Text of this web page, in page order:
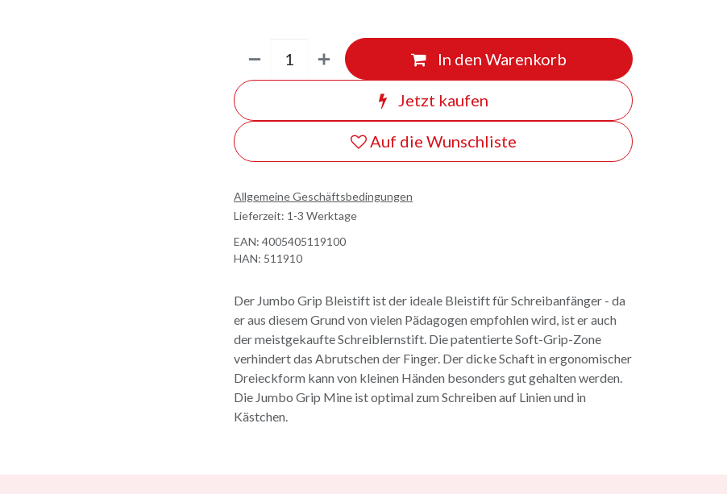
In den Warenkorb
Jetzt kaufen
Auf die Wunschliste
Allgemeine Geschäftsbedingungen
Lieferzeit: 1-3 Werktage
EAN: 4005405119100
HAN: 511910
Der Jumbo Grip Bleistift ist der ideale Bleistift für Schreibanfänger - da
er aus diesem Grund von vielen Pädagogen empfohlen wird, ist er auch
der meistgekaufte Schreiblernstift. Die patentierte Soft-Grip-Zone
verhindert das Abrutschen der Finger. Der dicke Schaft in ergonomischer
Dreieckform kann von kleinen Händen besonders gut gehalten werden.
Die Jumbo Grip Mine ist optimal zum Schreiben auf Linien und in
Kästchen.